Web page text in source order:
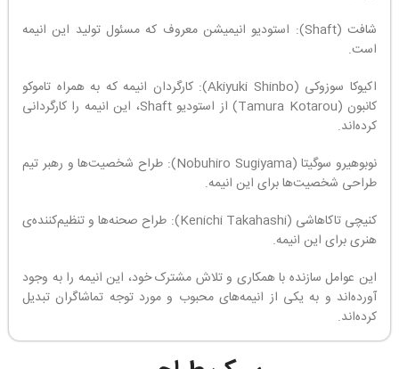
شافت (Shaft): استودیو انیمیشن معروف که مسئول تولید این انیمه
است.
اکیوکا سوزوکی (Akiyuki Shinbo): کارگردان انیمه که به همراه تاموکو
کانبون (Tamura Kotarou) از استودیو Shaft، این انیمه را کارگردانی
کرده‌اند.
نوبوهیرو سوگیتا (Nobuhiro Sugiyama): طراح شخصیت‌ها و رهبر تیم
طراحی شخصیت‌ها برای این انیمه.
کنیچی تاکاهاشی (Kenichi Takahashi): طراح صحنه‌ها و تنظیم‌کننده‌ی
هنری برای این انیمه.
این عوامل سازنده با همکاری و تلاش مشترک خود، این انیمه را به وجود
آورده‌اند و به یکی از انیمه‌های محبوب و مورد توجه تماشاگران تبدیل
کرده‌اند.